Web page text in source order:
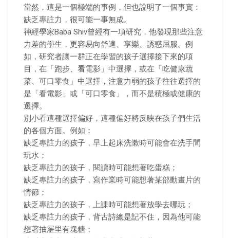
當然，這是一個極端的事例，但也說明了一個事實：
缺乏專註力，很可能一事無成。
神經學家Baba Shiv曾經有一項研究，他發現那些注意
力差的學生，更容易向舒適、享樂、誘惑屈服。例
如，研究者讓一群正在學習的孩子選擇接下來的項
目，在「跑步、看電影」中選擇，或在「吃健康蔬
菜、可口零食」中選擇，注意力弱的孩子往往選擇的
是「看電影」或「可口零食」，而不是積極或健康的
選擇。
別小看這種選擇偏好，這種偏好將反映在孩子們生活
的各個方面。例如：
缺乏專註力的孩子，早上起床洗漱時可能會在洗手間
玩水；
缺乏專註力的孩子，閱讀時可能想著吃蛋糕；
缺乏專註力的孩子，寫作業時可能想著某部動畫片的
情節；
缺乏專註力的孩子，上課時可能想著放學去哪玩；
缺乏專註力的孩子，背古詩總是記不住，因為他可能
想著抽屜里有塊糖；